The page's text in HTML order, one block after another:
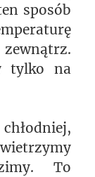
sposób
tylko na
To